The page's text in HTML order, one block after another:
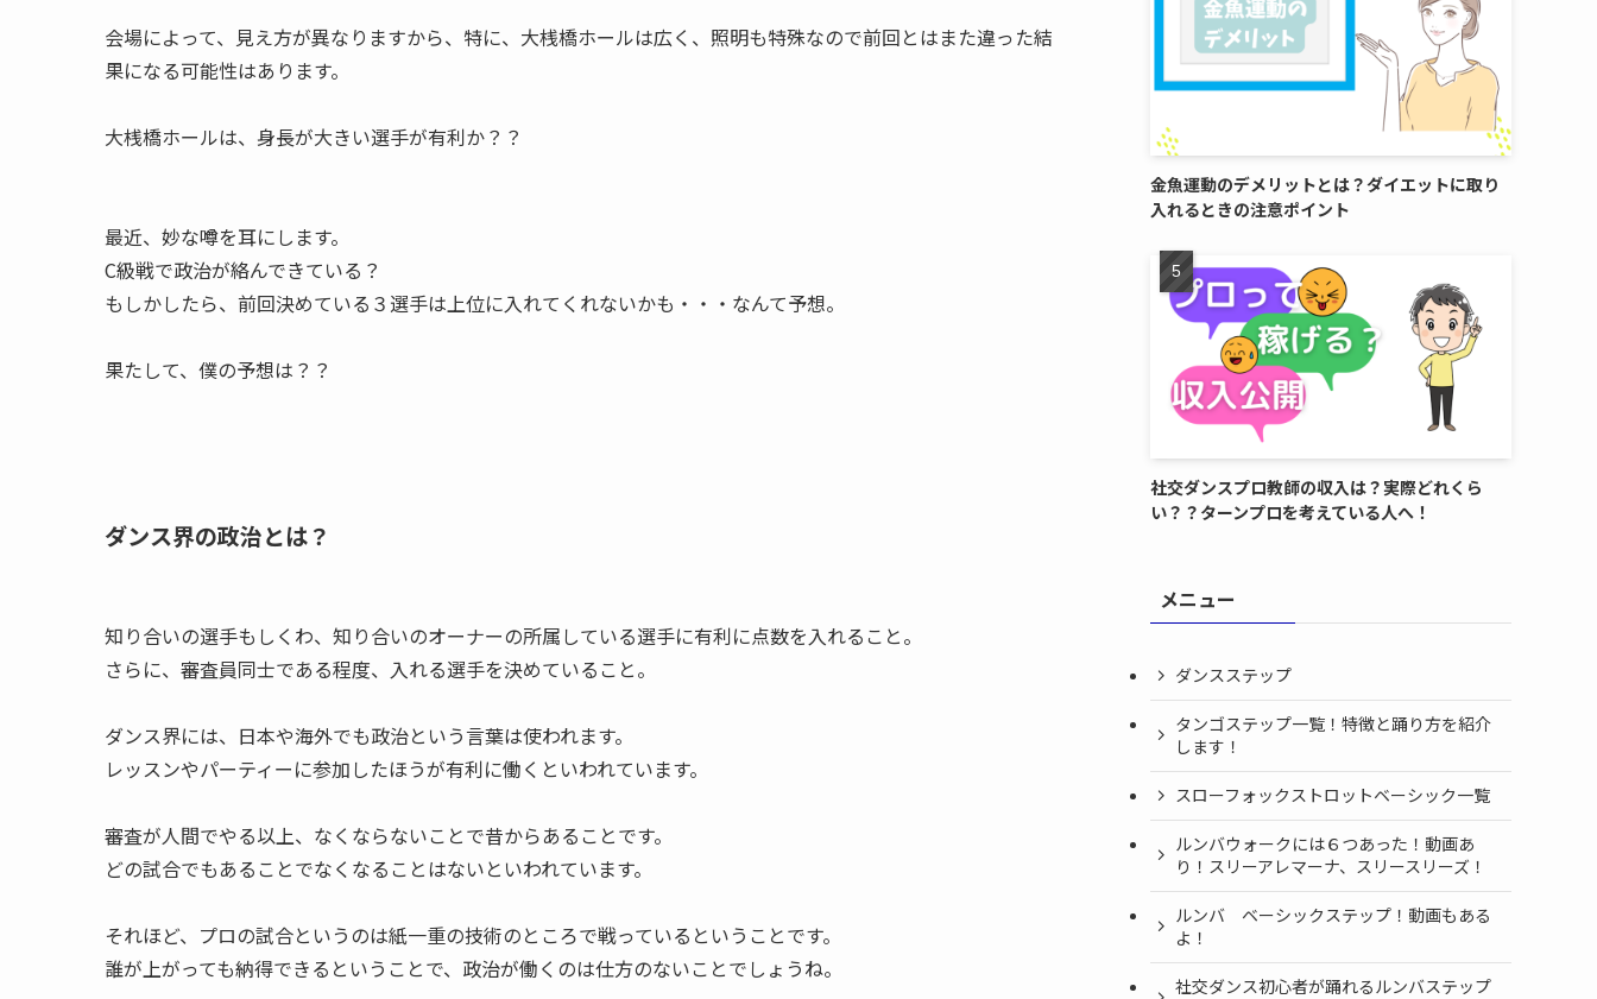
会場によって、見え方が異なりますから、特に、大桟橋ホールは広く、照明も特殊なので前回とはまた違った結
果になる可能性はあります。
大桟橋ホールは、身長が大きい選手が有利か？？
最近、妙な噂を耳にします。
C級戦で政治が絡んできている？
もしかしたら、前回決めている３選手は上位に入れてくれないかも・・・なんて予想。
果たして、僕の予想は？？
ダンス界の政治とは？
知り合いの選手もしくわ、知り合いのオーナーの所属している選手に有利に点数を入れること。
さらに、審査員同士である程度、入れる選手を決めていること。
ダンス界には、日本や海外でも政治という言葉は使われます。
レッスンやパーティーに参加したほうが有利に働くといわれています。
審査が人間でやる以上、なくならないことで昔からあることです。
どの試合でもあることでなくなることはないといわれています。
それほど、プロの試合というのは紙一重の技術のところで戦っているということです。
誰が上がっても納得できるということで、政治が働くのは仕方のないことでしょうね。
金魚運動のデメリットとは？ダイエットに取り
入れるときの注意ポイント
社交ダンスプロ教師の収入は？実際どれくら
い？？ターンプロを考えている人へ！
メニュー
ダンスステップ
タンゴステップ一覧！特徴と踊り方を紹介
します！
スローフォックストロットベーシック一覧
ルンバウォークには６つあった！動画あ
り！スリーアレマーナ、スリースリーズ！
ルンバ ベーシックステップ！動画もある
よ！
社交ダンス初心者が踊れるルンバステップ